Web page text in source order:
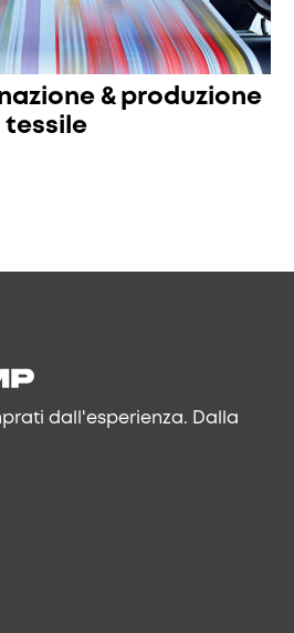
& produzione
tessile
dall'esperienza. Dalla